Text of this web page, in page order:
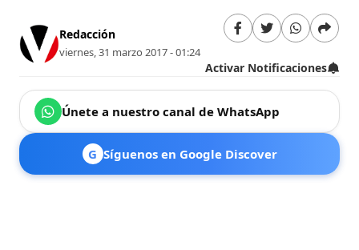
Redacción
viernes, 31 marzo 2017 - 01:24
Activar Notificaciones
Únete a nuestro canal de WhatsApp
G Síguenos en Google Discover